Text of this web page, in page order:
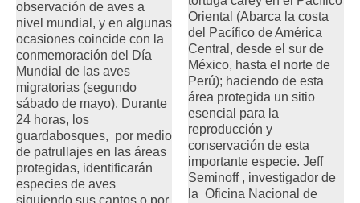
observación de aves a
nivel mundial, y en algunas
ocasiones coincide con la
conmemoración del Día
Mundial de las aves
migratorias (segundo
sábado de mayo). Durante
24 horas, los
guardabosques, por medio
de patrullajes en las áreas
protegidas, identificarán
especies de aves
siguiendo sus cantos o por
Oriental (Abarca la costa
del Pacífico de América
Central, desde el sur de
México, hasta el norte de
Perú); haciendo de esta
área protegida un sitio
esencial para la
reproducción y
conservación de esta
importante especie. Jeff
Seminoff , investigador de
la Oficina Nacional de